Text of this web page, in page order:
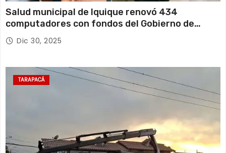
Salud municipal de Iquique renovó 434
computadores con fondos del Gobierno de
Tarapacá
Dic 30, 2025
TARAPACÁ